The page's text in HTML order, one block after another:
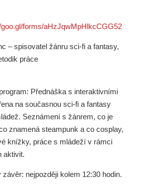
goo.gl/forms/aHzJqwMpHlkcCGG52
– spisovatel žánru sci-fi a fantasy,
práce
Přednáška s interaktivními
na současnou sci-fi a fantasy
Seznámení s žánrem, co je
znamená steampunk a co cosplay,
knížky, práce s mládeží v rámci
aktivit.
závěr: nejpozději kolem 12:30 hodin.